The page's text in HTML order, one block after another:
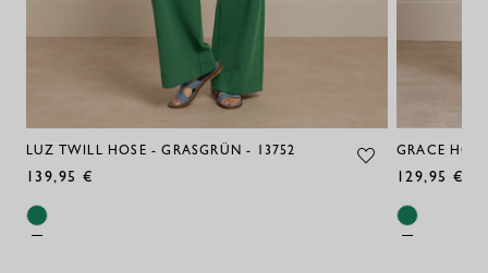
LUZ TWILL HOSE - GRASGRÜN - 13752
139,95 €
GRACE
129,95 €